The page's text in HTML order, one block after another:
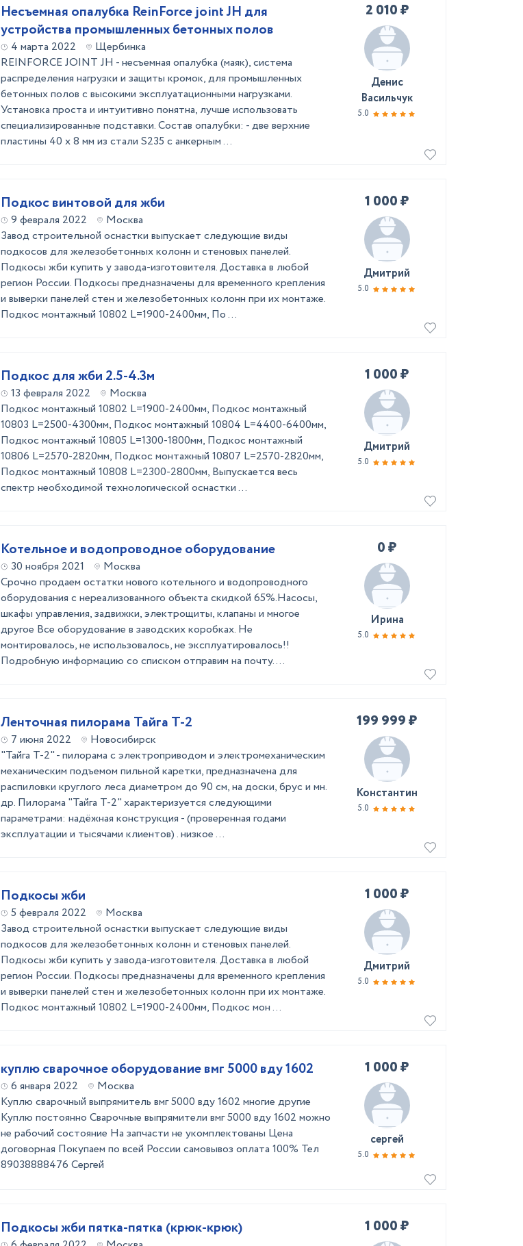
Несъемная опалубка ReinForce joint JH для
устройства промышленных бетонных полов
4 марта 2022
Щербинка
REINFORCE JOINT JH - несъемная опалубка (маяк), система
распределения нагрузки и защиты кромок, для промышленных
бетонных полов с высокими эксплуатационными нагрузками.
Установка проста и интуитивно понятна, лучше использовать
специализированные подставки. Состав опалубки: - две верхние
пластины 40 x 8 мм из стали S235 с анкерным ...
2 010 ₽
Денис
Васильчук
5.0
Подкос винтовой для жби
9 февраля 2022
Москва
Завод строительной оснастки выпускает следующие виды
подкосов для железобетонных колонн и стеновых панелей.
Подкосы жби купить у завода-изготовителя. Доставка в любой
регион России. Подкосы предназначены для временного крепления
и выверки панелей стен и железобетонных колонн при их монтаже.
Подкос монтажный 10802 L=1900-2400мм, По ...
1 000 ₽
Дмитрий
5.0
Подкос для жби 2.5-4.3м
13 февраля 2022
Москва
Подкос монтажный 10802 L=1900-2400мм, Подкос монтажный
10803 L=2500-4300мм, Подкос монтажный 10804 L=4400-6400мм,
Подкос монтажный 10805 L=1300-1800мм, Подкос монтажный
10806 L=2570-2820мм, Подкос монтажный 10807 L=2570-2820мм,
Подкос монтажный 10808 L=2300-2800мм, Выпускается весь
спектр необходимой технологической оснастки ...
1 000 ₽
Дмитрий
5.0
Котельное и водопроводное оборудование
30 ноября 2021
Москва
Срочно продаем остатки нового котельного и водопроводного
оборудования с нереализованного объекта скидкой 65%.Насосы,
шкафы управления, задвижки, электрощиты, клапаны и многое
другое Все оборудование в заводских коробках. Не
монтировалось, не использовалось, не эксплуатировалось!!
Подробную информацию со списком отправим на почту. ...
0 ₽
Ирина
5.0
Ленточная пилорама Тайга Т-2
7 июня 2022
Новосибирск
"Тайга Т-2" - пилорама с электроприводом и электромеханическим
механическим подъемом пильной каретки, предназначена для
распиловки круглого леса диаметром до 90 см, на доски, брус и мн.
др. Пилорама "Тайга Т-2" характеризуется следующими
параметрами: надёжная конструкция - (проверенная годами
эксплуатации и тысячами клиентов) . низкое ...
199 999 ₽
Константин
5.0
Подкосы жби
5 февраля 2022
Москва
Завод строительной оснастки выпускает следующие виды
подкосов для железобетонных колонн и стеновых панелей.
Подкосы жби купить у завода-изготовителя. Доставка в любой
регион России. Подкосы предназначены для временного крепления
и выверки панелей стен и железобетонных колонн при их монтаже.
Подкос монтажный 10802 L=1900-2400мм, Подкос мон ...
1 000 ₽
Дмитрий
5.0
куплю сварочное оборудование вмг 5000 вду 1602
6 января 2022
Москва
Куплю сварочный выпрямитель вмг 5000 вду 1602 многие другие
Куплю постоянно Сварочные выпрямители вмг 5000 вду 1602 можно
не рабочий состояние На запчасти не укомплектованы Цена
договорная Покупаем по всей России самовывоз оплата 100% Тел
89038888476 Сергей
1 000 ₽
сергей
5.0
Подкосы жби пятка-пятка (крюк-крюк) 1 000 ₽